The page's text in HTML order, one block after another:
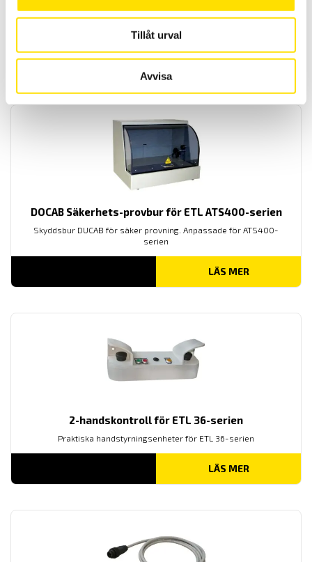
Tillåt urval
Avvisa
Provpistol KANON16 med eller utan HIRAT-kontakt
Provpistol KANON16 med eller utan HIRAT-kontakt.
LÄS MER
DOCAB Säkerhets-provbur för ETL ATS400-serien
Skyddsbur DUCAB för säker provning. Anpassade för ATS400-
serien
LÄS MER
2-handskontroll för ETL 36-serien
Praktiska handstyrningsenheter för ETL 36-serien
LÄS MER